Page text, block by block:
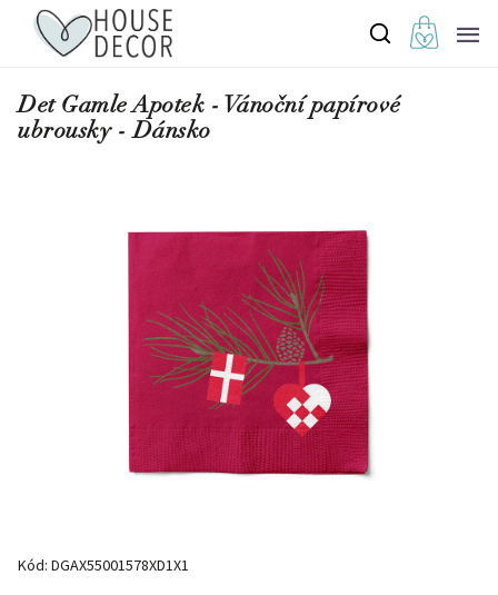
Det Gamle Apotek - Vánoční papírové
ubrousky - Dánsko
Kód: DGAX55001578XD1X1